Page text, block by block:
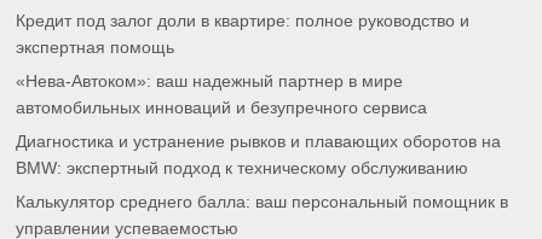
Кредит под залог доли в квартире: полное руководство и
экспертная помощь
«Нева-Автоком»: ваш надежный партнер в мире
автомобильных инноваций и безупречного сервиса
Диагностика и устранение рывков и плавающих оборотов на
BMW: экспертный подход к техническому обслуживанию
Калькулятор среднего балла: ваш персональный помощник в
управлении успеваемостью